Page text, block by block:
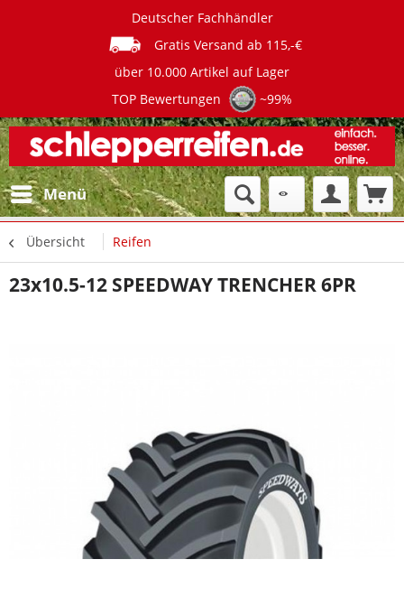
Deutscher Fachhändler
Gratis Versand ab 115,-€
über 10.000 Artikel auf Lager
TOP Bewertungen
~99%
Menü
Übersicht Reifen
23x10.5-12 SPEEDWAY TRENCHER 6PR